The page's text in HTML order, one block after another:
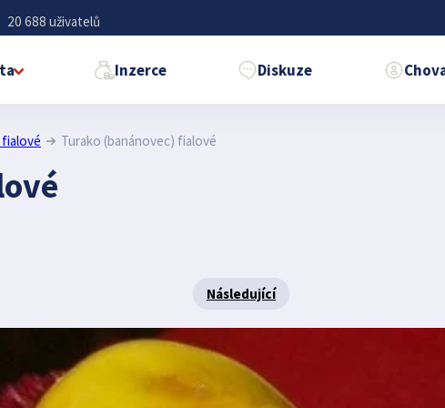
20 688 uživatelů
Inzerce Diskuze
Turako (banánovec) fialové
Následující